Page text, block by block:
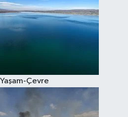
Yaşam-Çevre
Eğitim
Kim kimdir?